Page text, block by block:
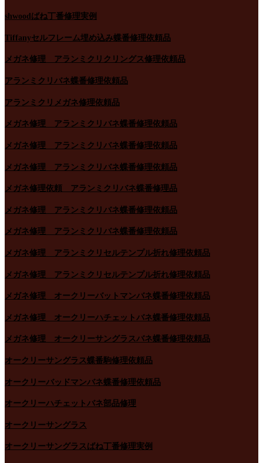
shwoodばね丁番修理実例
Tiffanyセルフレーム埋め込み蝶番修理依頼品
メガネ修理 アランミクリクリングス修理依頼品
アランミクリバネ蝶番修理依頼品
アランミクリメガネ修理依頼品
メガネ修理 アランミクリバネ蝶番修理依頼品
メガネ修理 アランミクリバネ蝶番修理依頼品
メガネ修理 アランミクリバネ蝶番修理依頼品
メガネ修理依頼 アランミクリバネ蝶番修理品
メガネ修理 アランミクリバネ蝶番修理依頼品
メガネ修理 アランミクリバネ蝶番修理依頼品
メガネ修理 アランミクリセルテンプル折れ修理依頼品
メガネ修理 アランミクリセルテンプル折れ修理依頼品
メガネ修理 オークリーバットマンバネ蝶番修理依頼品
メガネ修理 オークリーハチェットバネ蝶番修理依頼品
メガネ修理 オークリーサングラスバネ蝶番修理依頼品
オークリーサングラス蝶番駒修理依頼品
オークリーバッドマンバネ蝶番修理依頼品
オークリーハチェットバネ部品修理
オークリーサングラス
オークリーサングラスばね丁番修理実例